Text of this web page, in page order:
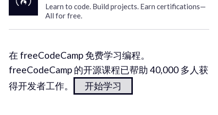
Learn to code. Build projects. Earn certifications—
All for free.
在 freeCodeCamp 免费学习编程。
freeCodeCamp 的开源课程已帮助 40,000 多人获
得开发者工作。
开始学习